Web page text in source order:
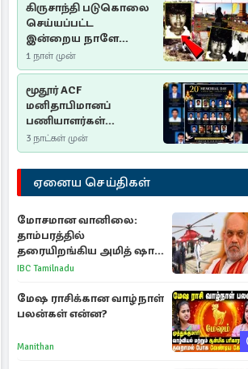
கிருசாந்தி படுகொலை
செய்யப்பட்ட
இன்றைய நாளே
செம்மணி
இனப்படுகொலை
தினம்…!
1 நாள் முன்
மூதூர் ACF
மனிதாபிமானப்
பணியாளர்கள்
படுகொலை (2006): 20
ஆண்டுகளாகியும் நீதி
மறுக்கப்பட்ட
மனிதாபிமானப்
பேரவலம்
3 நாட்கள் முன்
ஏனைய செய்திகள்
மோசமான வானிலை:
தாம்பரத்தில்
தரையிறங்கிய அமித் ஷா
ஹெலிகாப்டர்
IBC Tamilnadu
மேஷ ராசிக்கான வாழ்நாள்
பலன்கள் என்ன?
Manithan